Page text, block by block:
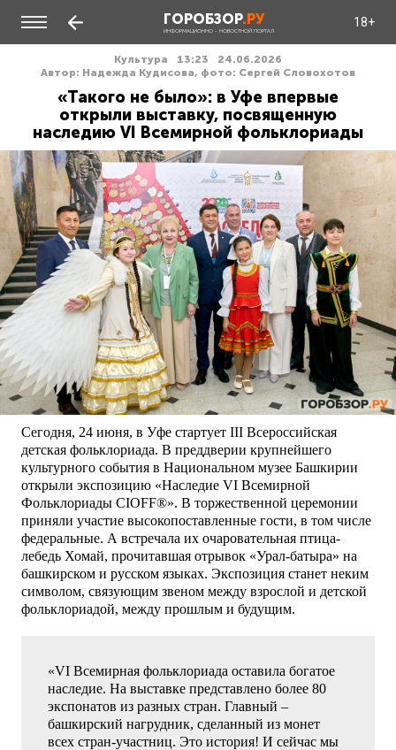
ГОРОБЗОР.РУ
ИНФОРМАЦИОННО - НОВОСТНОЙ ПОРТАЛ
18+
Культура 13:23
24.06.2026
Автор: Надежда Кудисова, фото: Сергей Словохотов
«Такого не было»: в Уфе впервые
открыли выставку, посвященную
наследию VI Всемирной фольклориады
Сегодня, 24 июня, в Уфе стартует III Всероссийская
детская фольклориада. В преддверии крупнейшего
культурного события в Национальном музее Башкирии
открыли экспозицию «Наследие VI Всемирной
Фольклориады CIOFF®». В торжественной церемонии
приняли участие высокопоставленные гости, в том числе
федеральные. А встречала их очаровательная птица-
лебедь Хомай, прочитавшая отрывок «Урал-батыра» на
башкирском и русском языках. Экспозиция станет неким
символом, связующим звеном между взрослой и детской
фольклориадой, между прошлым и будущим.
«VI Всемирная фольклориада оставила богатое
наследие. На выставке представлено более 80
экспонатов из разных стран. Главный –
башкирский нагрудник, сделанный из монет
всех стран-участниц. Это история! И сейчас мы